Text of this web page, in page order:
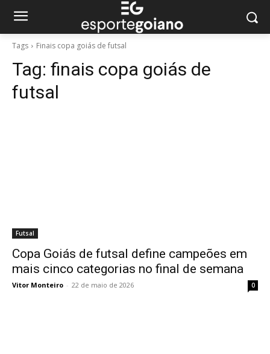
Tags Finais copa goiás de futsal
Tag: finais copa goiás de
futsal
Futsal
Copa Goiás de futsal define campeões em
mais cinco categorias no final de semana
Vitor Monteiro - 22 de maio de 2026 0